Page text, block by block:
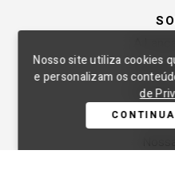
Nosso site utiliza cookies
e personalizam os
de